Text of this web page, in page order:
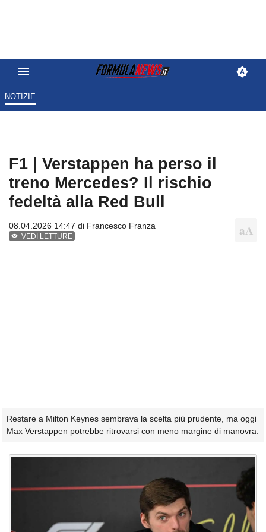
NOTIZIE
F1 | Verstappen ha perso il
treno Mercedes? Il rischio
fedeltà alla Red Bull
08.04.2026 14:47 di Francesco Franza
VEDI LETTURE
Restare a Milton Keynes sembrava la scelta più prudente, ma oggi
Max Verstappen potrebbe ritrovarsi con meno margine di manovra.